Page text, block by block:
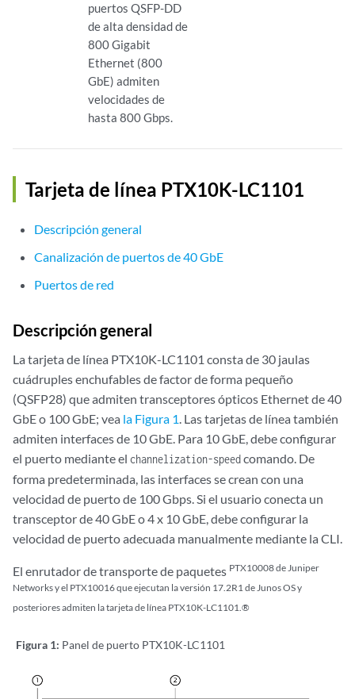
puertos QSFP-DD
de alta densidad de
800 Gigabit
Ethernet (800
GbE) admiten
velocidades de
hasta 800 Gbps.
Tarjeta de línea PTX10K-LC1101
Descripción general
Canalización de puertos de 40 GbE
Puertos de red
Descripción general
La tarjeta de línea PTX10K-LC1101 consta de 30 jaulas
cuádruples enchufables de factor de forma pequeño
(QSFP28) que admiten transceptores ópticos Ethernet de 40
GbE o 100 GbE; vea la Figura 1. Las tarjetas de línea también
admiten interfaces de 10 GbE. Para 10 GbE, debe configurar
el puerto mediante el channelization-speedcomando. De
forma predeterminada, las interfaces se crean con una
velocidad de puerto de 100 Gbps. Si el usuario conecta un
transceptor de 40 GbE o 4 x 10 GbE, debe configurar la
velocidad de puerto adecuada manualmente mediante la CLI.
El enrutador de transporte de paquetes PTX10008 de Juniper
Networks y el PTX10016 que ejecutan la versión 17.2R1 de Junos OS y
posteriores admiten la tarjeta de línea PTX10K-LC1101.®
Figura 1: Panel de puerto PTX10K-LC1101